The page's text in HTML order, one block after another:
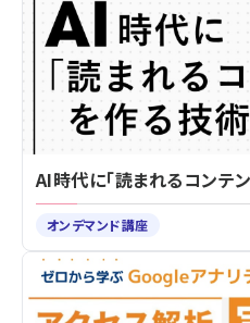
AI時代に「読まれるコンテ
オンデマンド講座